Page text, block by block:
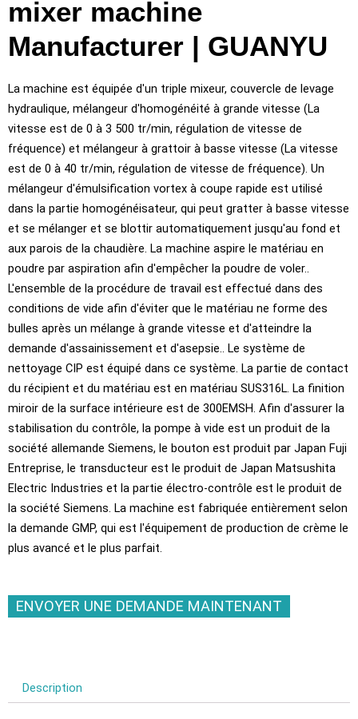
mixer machine
Manufacturer | GUANYU
La machine est équipée d'un triple mixeur, couvercle de levage
hydraulique, mélangeur d'homogénéité à grande vitesse (La
vitesse est de 0 à 3 500 tr/min, régulation de vitesse de
fréquence) et mélangeur à grattoir à basse vitesse (La vitesse
est de 0 à 40 tr/min, régulation de vitesse de fréquence). Un
mélangeur d'émulsification vortex à coupe rapide est utilisé
dans la partie homogénéisateur, qui peut gratter à basse vitesse
et se mélanger et se blottir automatiquement jusqu'au fond et
aux parois de la chaudière. La machine aspire le matériau en
poudre par aspiration afin d'empêcher la poudre de voler..
L'ensemble de la procédure de travail est effectué dans des
conditions de vide afin d'éviter que le matériau ne forme des
bulles après un mélange à grande vitesse et d'atteindre la
demande d'assainissement et d'asepsie.. Le système de
nettoyage CIP est équipé dans ce système. La partie de contact
du récipient et du matériau est en matériau SUS316L. La finition
miroir de la surface intérieure est de 300EMSH. Afin d'assurer la
stabilisation du contrôle, la pompe à vide est un produit de la
société allemande Siemens, le bouton est produit par Japan Fuji
Entreprise, le transducteur est le produit de Japan Matsushita
Electric Industries et la partie électro-contrôle est le produit de
la société Siemens. La machine est fabriquée entièrement selon
la demande GMP, qui est l'équipement de production de crème le
plus avancé et le plus parfait.
ENVOYER UNE DEMANDE MAINTENANT
Description